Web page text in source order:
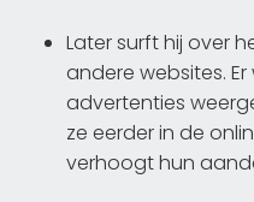
Later surft hij over
andere websites.
advertenties
ze eerder in de
verhoogt hun